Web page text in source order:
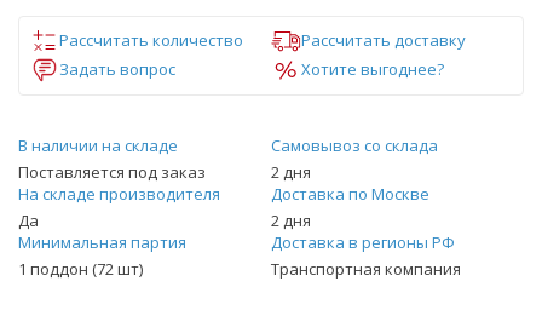
Рассчитать количество
Рассчитать доставку
Задать вопрос
Хотите выгоднее?
В наличии на складе
Поставляется под заказ
Самовывоз со склада
2 дня
На складе производителя
Да
Доставка по Москве
2 дня
Минимальная партия
1 поддон (72 шт)
Доставка в регионы РФ
Транспортная компания